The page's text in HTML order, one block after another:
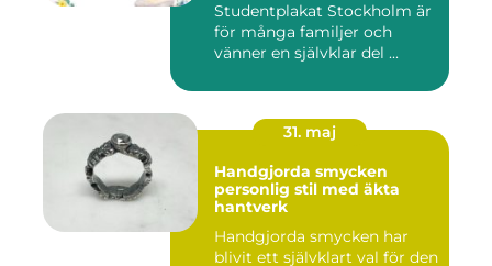
Studentplakat Stockholm är
för många familjer och
vänner en självklar del ...
31. maj
Handgjorda smycken
personlig stil med äkta
hantverk
Handgjorda smycken har
blivit ett självklart val för den